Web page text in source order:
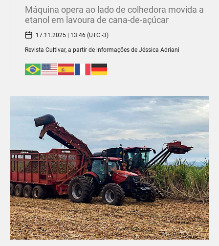
Máquina opera ao lado de colhedora movida a
etanol em lavoura de cana-de-açúcar
17.11.2025 | 13:46 (UTC -3)
Revista Cultivar, a partir de informações de Jéssica Adriani